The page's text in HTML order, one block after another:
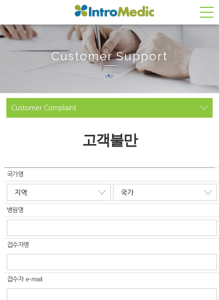
Customer Support
Customer Complaint
고객불만
국가명
병원명
접수자명
접수자 e-mail